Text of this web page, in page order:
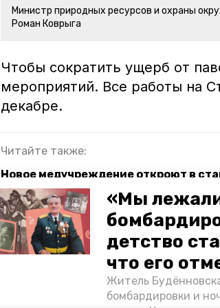
«Мы лежали
детство
что его
Житель
бомбардировки и
Министр природных ресурсов и охраны
Роман Коврыга
Чтобы сократить ущерб от
мероприятий. Все работы на
декабре.
Читайте также:
Новое медучреждение откроют в
Почти 1 км дороги в центре
Губернатор Ставрополья:
населённых пунктов
ставропольский край минприроды ск